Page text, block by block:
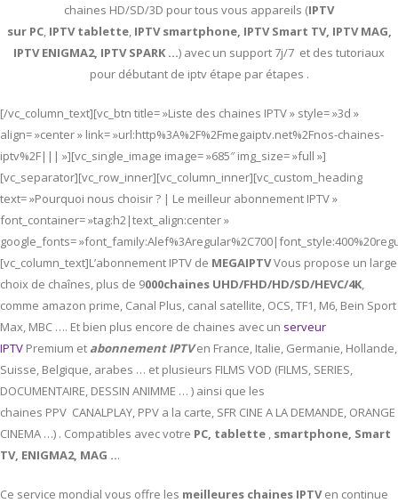
chaines HD/SD/3D pour tous vous appareils (IPTV
sur PC, IPTVtablette, IPTVsmartphone, IPTV Smart TV, IPTV MAG,
IPTV ENIGMA2, IPTV SPARK …) avec un support 7j/7 et des tutoriaux
pour débutant de iptv étape par étapes .
[/vc_column_text][vc_btn title= »Liste des chaines IPTV » style= »3d »
align= »center » link= »url:http%3A%2F%2Fmegaiptv.net%2Fnos-chaines-
iptv%2F||| »][vc_single_image image= »685″ img_size= »full »]
[vc_separator][vc_row_inner][vc_column_inner][vc_custom_heading
text= »Pourquoi nous choisir ? | Le meilleur abonnement IPTV »
font_container= »tag:h2|text_align:center »
google_fonts=
[vc_column_text]L’abonnement IPTV de MEGAIPTVVous propose un large
choix de chaînes, plus de 9000chaines UHD/FHD/HD/SD/HEVC/4K,
comme amazon prime, Canal Plus, canal satellite, OCS, TF1, M6, Bein Sport
Max, MBC …. Et bien plus encore de chaines avec un serveur
IPTV Premium et abonnement IPTVen France, Italie, Germanie, Hollande,
Suisse, Belgique, arabes … et plusieurs FILMS VOD (FILMS, SERIES,
DOCUMENTAIRE, DESSIN ANIMME … ) ainsi que les
chaines PPV CANALPLAY, PPV a la carte, SFR CINE A LA DEMANDE, ORANGE
CINEMA …) . Compatibles avec votre PC, tablette , smartphone, Smart
TV, ENIGMA2, MAG ...
Ce service mondial vous offre les meilleures chaines IPTVen continue